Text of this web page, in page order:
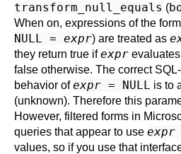
transform_null_equals (
When on, expressions of the form
NULL = expr) are treated as
they return true ifexpr
false otherwise. The correct
behavior ofexpr = NULL is to
(unknown). Therefore this
However, filtered forms in
queries that appear to use expr
values, so if you use that